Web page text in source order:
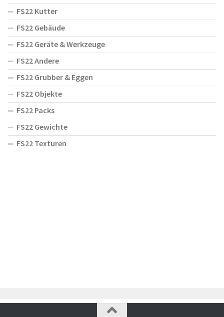
FS22 Kutter
FS22 Gebäude
FS22 Geräte & Werkzeuge
FS22 Andere
FS22 Grubber & Eggen
FS22 Objekte
FS22 Packs
FS22 Gewichte
FS22 Texturen